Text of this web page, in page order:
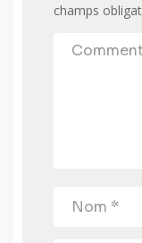
champs